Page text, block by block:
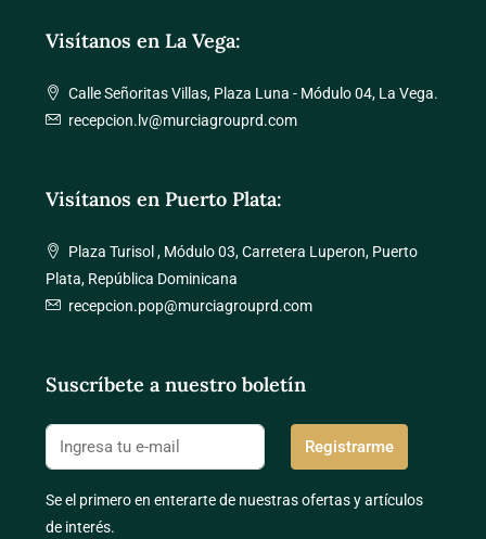
Visítanos en La Vega:
Calle Señoritas Villas, Plaza Luna - Módulo 04, La Vega.
recepcion.lv@murciagrouprd.com
Visítanos en Puerto Plata:
Plaza Turisol , Módulo 03, Carretera Luperon, Puerto
Plata, República Dominicana
recepcion.pop@murciagrouprd.com
Suscríbete a nuestro boletín
Registrarme
Se el primero en enterarte de nuestras ofertas y artículos
de interés.